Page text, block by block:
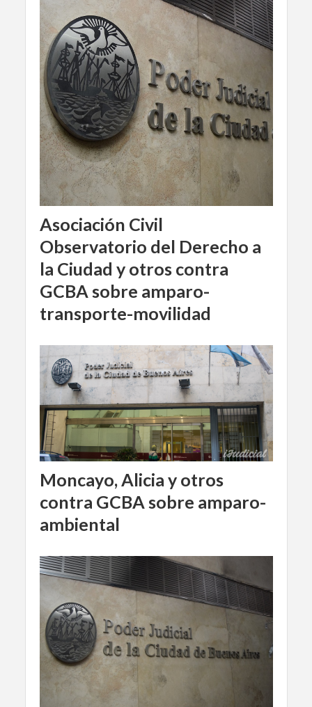
Asociación Civil
Observatorio del Derecho a
la Ciudad y otros contra
GCBA sobre amparo-
transporte-movilidad
Moncayo, Alicia y otros
contra GCBA sobre amparo-
ambiental